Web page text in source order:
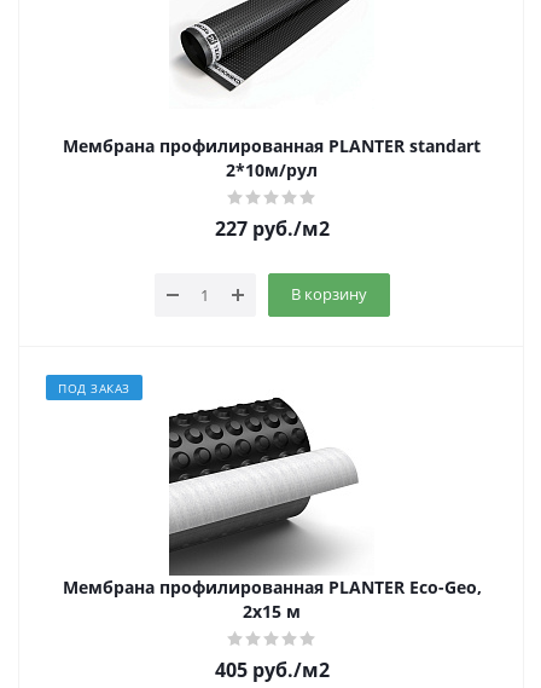
Мембрана профилированная PLANTER standart
2*10м/рул
227руб./м2
В корзину
ПОД ЗАКАЗ
Мембрана профилированная PLANTER Eco-Geo,
2x15 м
405руб./м2